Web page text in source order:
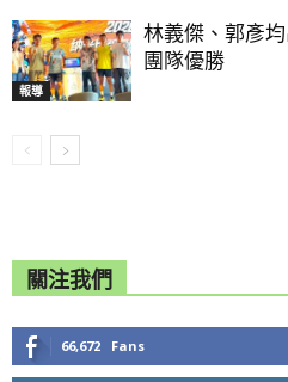
報導
林義傑、郭彥
團隊優勝
關注我們
66,672 Fans